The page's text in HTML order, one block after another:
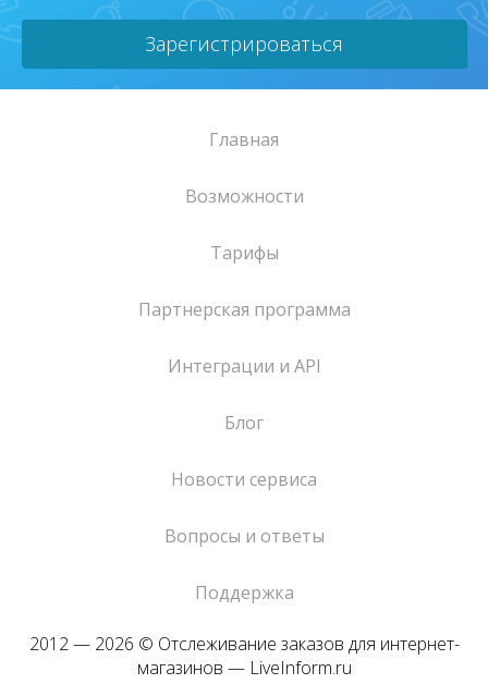
Зарегистрироваться
Главная
Возможности
Тарифы
Партнерская программа
Интеграции и API
Блог
Новости сервиса
Вопросы и ответы
Поддержка
2012 — 2026 © Отслеживание заказов для интернет-
магазинов — LiveInform.ru